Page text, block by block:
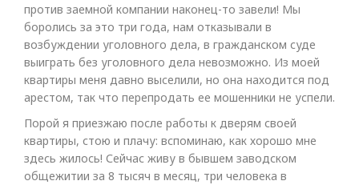
против заемной компании наконец-то завели! Мы
боролись за это три года, нам отказывали в
возбуждении уголовного дела, в гражданском суде
выиграть без уголовного дела невозможно. Из моей
квартиры меня давно выселили, но она находится под
арестом, так что перепродать ее мошенники не успели.
Порой я приезжаю после работы к дверям своей
квартиры, стою и плачу: вспоминаю, как хорошо мне
здесь жилось! Сейчас живу в бывшем заводском
общежитии за 8 тысяч в месяц, три человека в